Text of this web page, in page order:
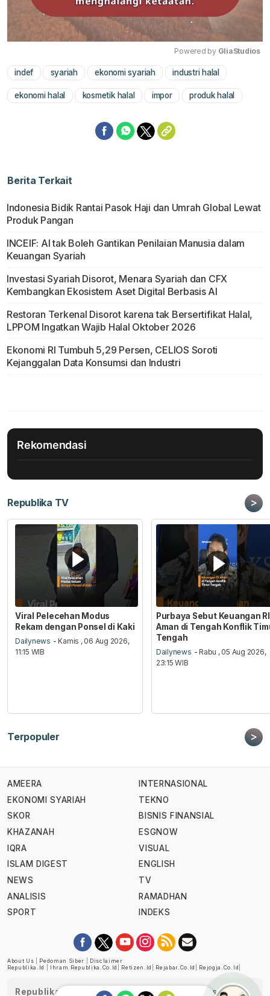
Mute
Powered by GliaStudios
indef syariah ekonomi syariah industri halal
ekonomi halal kosmetik halal impor produk halal
Berita Terkait
Indonesia Bidik Rantai Pasok Haji dan Umrah Global Lewat
Produk Pangan
INCEIF: AI tak Boleh Gantikan Penilaian Manusia dalam
Keuangan Syariah
Investasi Syariah Disorot, Menara Syariah dan CFX
Kembangkan Ekosistem Aset Digital Berbasis AI
Restoran Terkenal Disorot karena tak Bersertifikat Halal,
LPPOM Ingatkan Wajib Halal Oktober 2026
Ekonomi RI Tumbuh 5,29 Persen, CELIOS Soroti
Kejanggalan Data Konsumsi dan Industri
Rekomendasi
Republika TV >
Viral Pelecehan Modus
Rekam dengan Ponsel di Kaki
Dailynews - Kamis , 06 Aug 2026,
11:15 WIB
Purbaya Sebut Keuangan RI
Aman di Tengah Konflik
Tengah
Dailynews - Rabu , 05 Aug 2026,
23:15 WIB
Terpopuler >
AMEERA
EKONOMI SYARIAH
SKOR
KHAZANAH
IQRA
ISLAM DIGEST
NEWS
ANALISIS
SPORT
INTERNASIONAL
TEKNO
BISNIS FINANSIAL
ESGNOW
VISUAL
ENGLISH
TV
RAMADHAN
INDEKS
About Us Pedoman Siber
Disclaimer
Republika.id
Ihram.republika.co.id Retizen.id Rejabar.co.id Rejogja.co.id
Republika telah diverifikasi oleh Dewan Pers